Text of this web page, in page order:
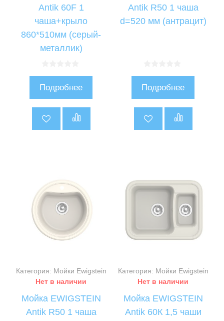
Antik 60F 1
чаша+крыло
860*510мм (серый-
металлик)
0
з
Подробнее
Antik R50 1 чаша
d=520 мм (антрацит)
0
з
Подробнее
Категория: Мойки Ewigstein
Нет в наличии
Мойка EWIGSTEIN
Antik R50 1 чаша
Категория: Мойки Ewigstein
Нет в наличии
Мойка EWIGSTEIN
Antik 60К 1,5 чаши